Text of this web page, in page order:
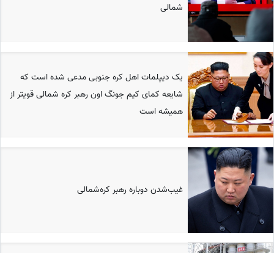
شمالی
یک دیپلمات اهل کره جنوبی مدعی شده است که
شایعه کمای کیم جونگ اون رهبر کره شمالی قویتر از
همیشه است
غیب‌شدن دوباره رهبر کره‌شمالی